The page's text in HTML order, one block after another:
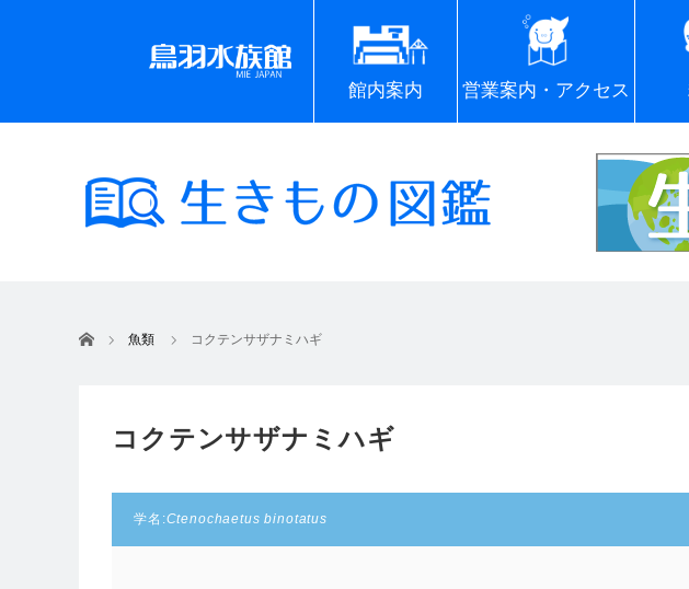
館内案内 営業案内・アクセス
ホーム 魚類 コクテンサザナミハギ
コクテンサザナミハギ
学名:Ctenochaetus binotatus